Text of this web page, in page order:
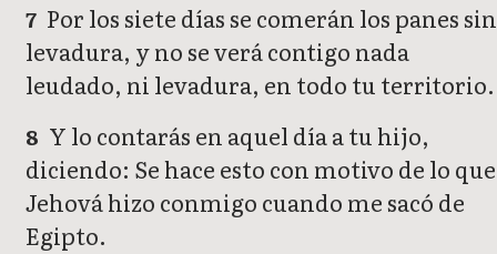
7 Por los siete días se comerán los panes sin
levadura, y no se verá contigo nada
leudado, ni levadura, en todo tu territorio.
8 Y lo contarás en aquel día a tu hijo,
diciendo: Se hace esto con motivo de lo que
Jehová hizo conmigo cuando me sacó de
Egipto.